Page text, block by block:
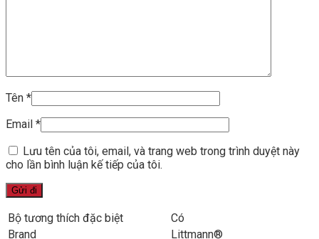
Tên *
Email *
Lưu tên của tôi, email, và trang web trong trình duyệt này
cho lần bình luận kế tiếp của tôi.
Bộ tương thích đặc biệt
Có
Brand
Littmann®